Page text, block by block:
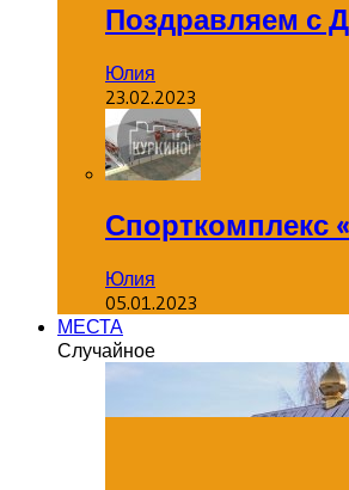
Поздравляем с
Юлия
23.02.2023
Спорткомплекс
Юлия
05.01.2023
МЕСТА
Случайное